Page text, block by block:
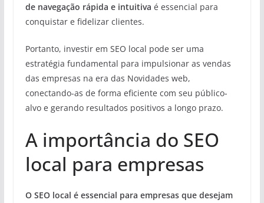
de navegação rápida e intuitiva é essencial para
conquistar e fidelizar clientes.
Portanto, investir em SEO local pode ser uma
estratégia fundamental para impulsionar as vendas
das empresas na era das Novidades web,
conectando-as de forma eficiente com seu público-
alvo e gerando resultados positivos a longo prazo.
A importância do SEO
local para empresas
O SEO local é essencial para empresas que desejam